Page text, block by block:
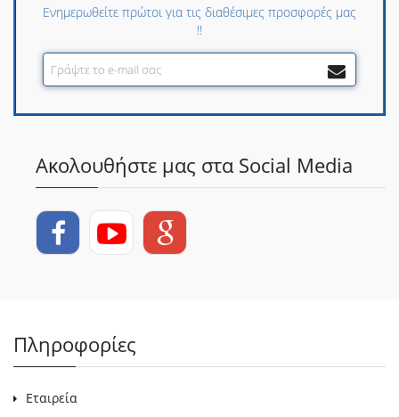
Ενημερωθείτε πρώτοι για τις διαθέσιμες προσφορές μας
!!
Ακολουθήστε μας στα Social Media
Πληροφορίες
Εταιρεία